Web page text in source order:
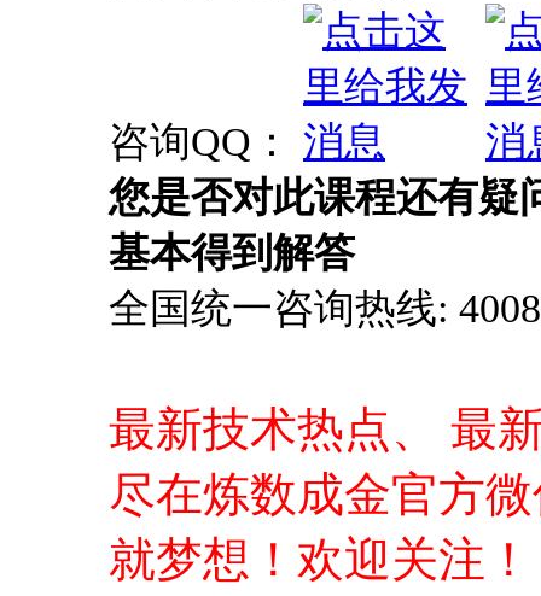
咨询QQ：
您是否对此课程还有疑
基本得到解答
全国统一咨询热线:
最新技术热点、 最
尽在炼数成金官方
就梦想！欢迎关注！